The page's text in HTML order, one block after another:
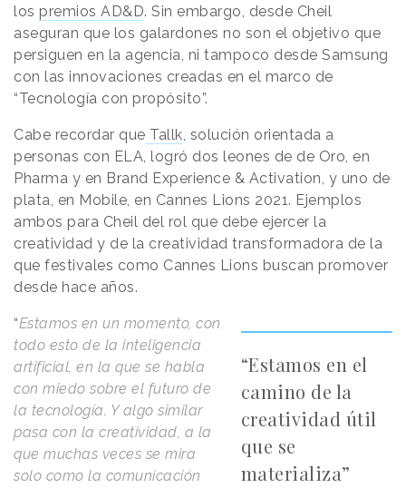
los premios AD&D. Sin embargo, desde Cheil
aseguran que los galardones no son el objetivo que
persiguen en la agencia, ni tampoco desde Samsung
con las innovaciones creadas en el marco de
“Tecnología con propósito”.
Cabe recordar que Tallk, solución orientada a
personas con ELA, logró dos leones de de Oro, en
Pharma y en Brand Experience & Activation, y uno de
plata, en Mobile, en Cannes Lions 2021. Ejemplos
ambos para Cheil del rol que debe ejercer la
creatividad y de la creatividad transformadora de la
que festivales como Cannes Lions buscan promover
desde hace años.
“Estamos en el
camino de la
creatividad útil
que se
materializa”
“Estamos en un momento, con
todo esto de la inteligencia
artificial, en la que se habla
con miedo sobre el futuro de
la tecnología. Y algo similar
pasa con la creatividad, a la
que muchas veces se mira
solo como la comunicación